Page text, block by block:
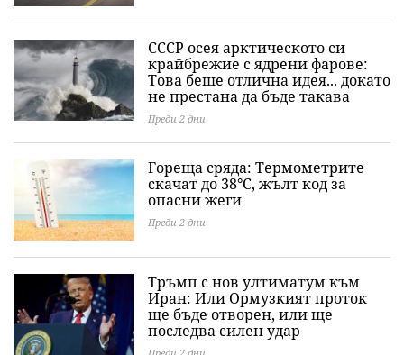
СССР осея арктическото си
крайбрежие с ядрени фарове:
Това беше отлична идея... докато
не престана да бъде такава
Преди 2 дни
Гореща сряда: Термометрите
скачат до 38°C, жълт код за
опасни жеги
Преди 2 дни
Тръмп с нов ултиматум към
Иран: Или Ормузкият проток
ще бъде отворен, или ще
последва силен удар